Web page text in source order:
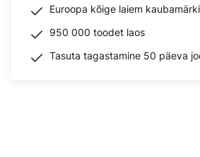
Euroopa kõige laiem
950 000 toodet laos
Tasuta tagastamine 50 päeva